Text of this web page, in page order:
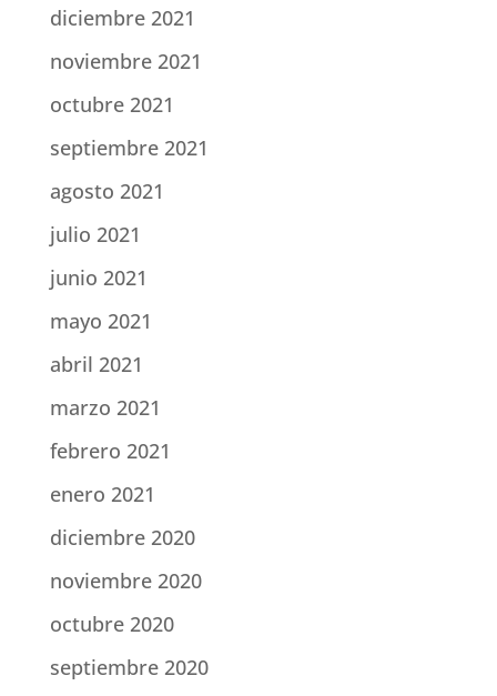
diciembre 2021
noviembre 2021
octubre 2021
septiembre 2021
agosto 2021
julio 2021
junio 2021
mayo 2021
abril 2021
marzo 2021
febrero 2021
enero 2021
diciembre 2020
noviembre 2020
octubre 2020
septiembre 2020